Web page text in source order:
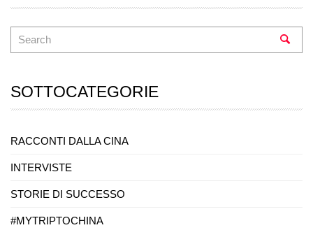
SOTTOCATEGORIE
RACCONTI DALLA CINA
INTERVISTE
STORIE DI SUCCESSO
#MYTRIPTOCHINA